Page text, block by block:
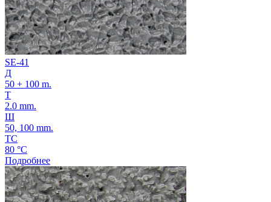
SE-41
Д
50 + 100 m.
Т
2.0 mm.
Ш
50, 100 mm.
ТС
80 °C
Подробнее